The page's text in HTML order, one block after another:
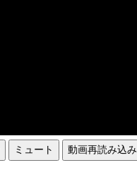
ミュート
動画再読み込み